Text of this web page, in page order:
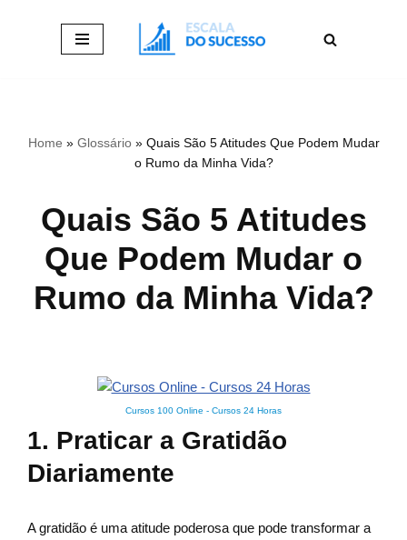
Home » Glossário» Quais São 5 Atitudes Que Podem Mudar
o Rumo da Minha Vida?
Quais São 5 Atitudes
Que Podem Mudar o
Rumo da Minha Vida?
Cursos 100 Online - Cursos 24 Horas
1. Praticar a Gratidão
Diariamente
A gratidão é uma atitude poderosa que pode transformar a